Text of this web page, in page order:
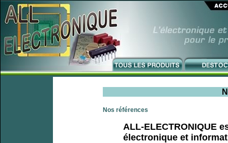
Nos références
ALL-ELECTRONIQUE
électronique et